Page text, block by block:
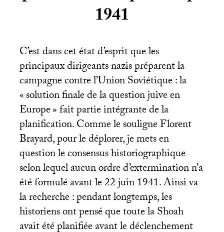
1941
C’est dans cet état d’esprit que les
principaux dirigeants nazis préparent la
campagne contre l’Union Soviétique : la
«solution finale de la question juive en
Europe» fait partie intégrante de la
planification. Comme le souligne Florent
Brayard, pour le déplorer, je mets en
question le consensus historiographique
selon lequel aucun ordre d’extermination n’a
été formulé avant le 22 juin 1941. Ainsi va
la recherche : pendant longtemps, les
historiens ont pensé que toute la Shoah
avait été planifiée avant le déclenchement